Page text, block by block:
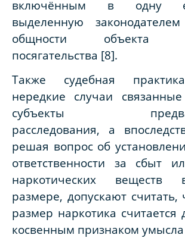
включённым в одну
выделенную
общности объекта
посягательства [8].
Также судебная
нередкие случаи
субъекты
расследования, а
решая вопрос об
ответственности за сбыт
наркотических
размере, допускают
размер наркотика считается
косвенным признаком